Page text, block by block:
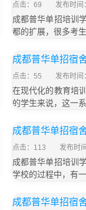
点击：69 发布时间
成都普华单招培训
都的扩展，很多考
成都普华单招宿
点击：55 发布时间
在现代化的教育培
的学生来说，这一
成都普华单招宿
点击：113 发布时
成都普华单招培训
学校的过程中，有
成都普华单招宿